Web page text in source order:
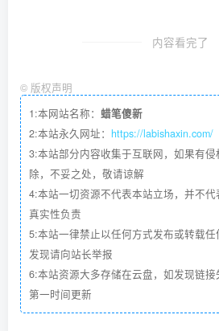
内容看完了
© 版权声明
1:本网站名称： 蜡笔傻新
2:本站永久网址： https://labishaxin.com/
3:本站部分内容收集于互联网，如果有
除，不妥之处，敬请谅解
4:本站一切资源不代表本站立场，并不
真实性负责
5:本站一律禁止以任何方式发布或转载
发现请向站长举报
6:本站资源大多存储在云盘，如发现链
第一时间更新